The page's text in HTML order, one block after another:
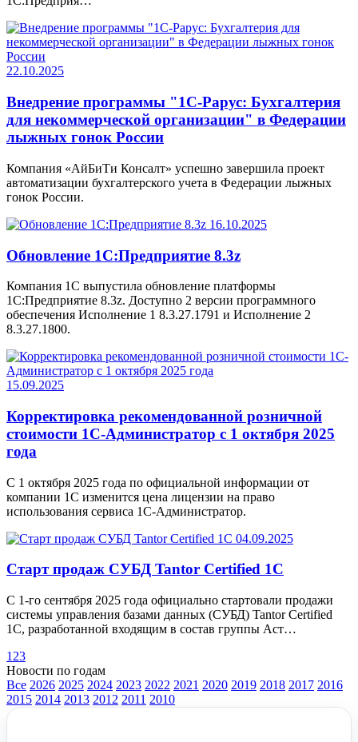
22.10.2025
Внедрение программы "1С-Рарус: Бухгалтерия
для некоммерческой организации" в Федерации
лыжных гонок России
Компания «АйБиТи Консалт» успешно завершила проект
автоматизации бухгалтерского учета в Федерации лыжных
гонок России.
16.10.2025
Обновление 1С:Предприятие 8.3z
Компания 1С выпустила обновление платформы
1С:Предприятие 8.3z. Доступно 2 версии программного
обеспечения Исполнение 1 8.3.27.1791 и Исполнение 2
8.3.27.1800.
15.09.2025
Корректировка рекомендованной розничной
стоимости 1С-Администратор с 1 октября 2025
года
С 1 октября 2025 года по официальной информации от
компании 1С изменится цена лицензии на право
использования сервиса 1С-Администратор.
04.09.2025
Старт продаж СУБД Tantor Certified 1C
С 1-го сентября 2025 года официально стартовали продажи
системы управления базами данных (СУБД) Tantor Certified
1C, разработанной входящим в состав группы Аст…
1 23
Новости по годам
Все 2026 2025 2024 2023 2022 2021 2020 2019 2018 2017 2016
2015 2014 2013 2012 2011 2010